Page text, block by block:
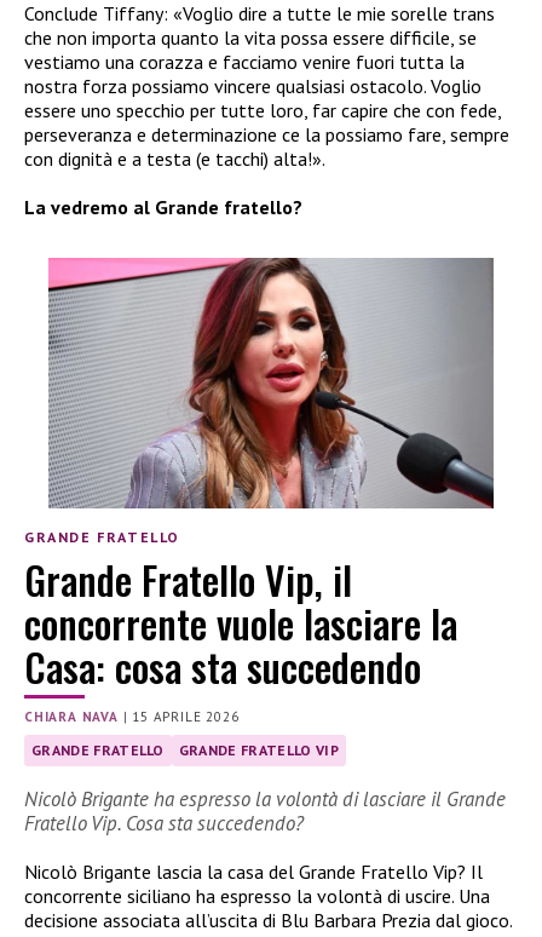
Conclude Tiffany: «Voglio dire a tutte le mie sorelle trans
che non importa quanto la vita possa essere difficile, se
vestiamo una corazza e facciamo venire fuori tutta la
nostra forza possiamo vincere qualsiasi ostacolo. Voglio
essere uno specchio per tutte loro, far capire che con fede,
perseveranza e determinazione ce la possiamo fare, sempre
con dignità e a testa (e tacchi) alta!».
La vedremo al Grande fratello?
GRANDE FRATELLO
Grande Fratello Vip, il
concorrente vuole lasciare la
Casa: cosa sta succedendo
CHIARA NAVA | 15 APRILE 2026
GRANDE FRATELLO GRANDE FRATELLO VIP
Nicolò Brigante ha espresso la volontà di lasciare il Grande
Fratello Vip. Cosa sta succedendo?
Nicolò Brigante lascia la casa del Grande Fratello Vip? Il
concorrente siciliano ha espresso la volontà di uscire. Una
decisione associata all’uscita di Blu Barbara Prezia dal gioco.